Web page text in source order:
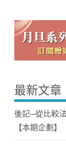
最新文章
後記─從比較
【本期企劃】